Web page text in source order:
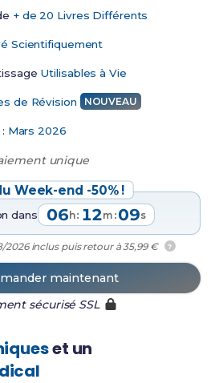
+ de 20 Livres Différents
Scientifiquement
Utilisables à Vie
de Révision NOUVEAU
Mars 2026
unique
Week-end -50% !
dans 06 h: 12m :08s
2026 inclus puis retour à 35,99 € ?
maintenant
sécurisé SSL
et un